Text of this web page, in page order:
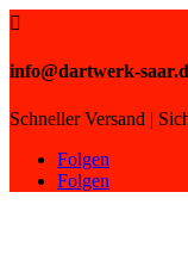

info@dartwerk-
Schneller Versand |
Folgen
Folgen